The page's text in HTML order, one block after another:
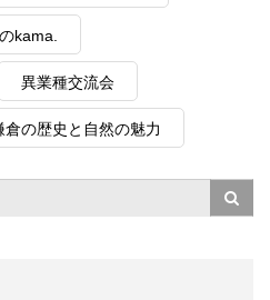
kama.
異業種交流会
倉の歴史と自然の魅力